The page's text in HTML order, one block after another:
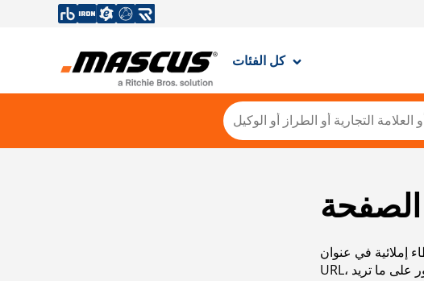
كل الفئات
الصفحة
إملائية في عنوان